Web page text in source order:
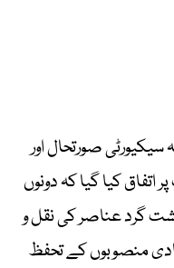
صورتحال اور
اتفاق کیا گیا کہ دونوں
گرد عناصر کی نقل و
منصوبوں کے تحفظ